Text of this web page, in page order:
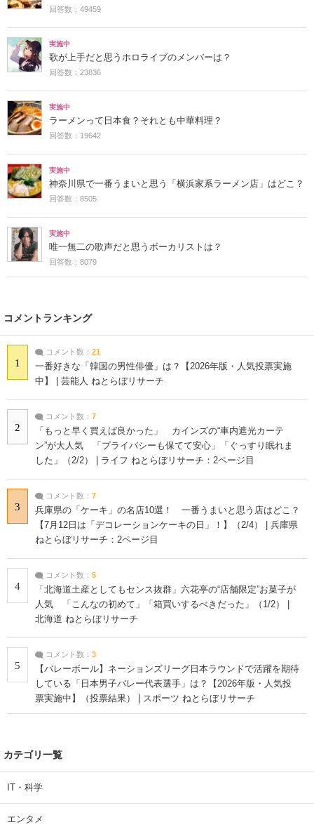
回答数：49459
実施中
歌が上手だと思うホロライブのメンバーは？
回答数：23836
実施中
ラーメンって日本食？それとも中華料理？
回答数：19642
実施中
神奈川県で一番うまいと思う「横浜家系ラーメン店」はどこ？
回答数：8505
実施中
唯一無二の歌声だと思うボーカリストは？
回答数：8079
コメントランキング
1
コメント数： 21
一番好きな「韓国の男性俳優」は？【2026年版・人気投票実施
中】 | 芸能人 ねとらぼリサーチ
2
コメント数： 7
「もっと早く買えば良かった」 カインズの“車内遮光カーテ
ン”が大人気 「プライバシーも保てて安心」「ぐっすり眠れま
した」（2/2） | ライフ ねとらぼリサーチ：2ページ目
3
コメント数： 7
兵庫県の「ケーキ」の名店10選！ 一番うまいと思う店はどこ？
【7月12日は「デコレーションケーキの日」！】（2/4） | 兵庫県
ねとらぼリサーチ：2ページ目
4
コメント数： 5
「北海道土産としてもセンス抜群」六花亭の“店舗限定”お菓子が
人気 「こんなの初めて」「箱買いするべきだった」（1/2） |
北海道 ねとらぼリサーチ
5
コメント数： 3
【バレーボール】ネーションズリーグ日本ラウンドで活躍を期待
している「日本男子バレー代表選手」は？【2026年版・人気投
票実施中】（投票結果） | スポーツ ねとらぼリサーチ
カテゴリ一覧
IT・科学
エンタメ